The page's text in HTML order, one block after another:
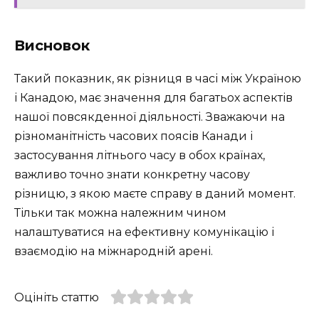
Висновок
Такий показник, як різниця в часі між Україною
і Канадою, має значення для багатьох аспектів
нашої повсякденної діяльності. Зважаючи на
різноманітність часових поясів Канади і
застосування літнього часу в обох країнах,
важливо точно знати конкретну часову
різницю, з якою маєте справу в даний момент.
Тільки так можна належним чином
налаштуватися на ефективну комунікацію і
взаємодію на міжнародній арені.
Оцініть статтю